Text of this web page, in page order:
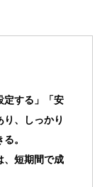
定する」「安
、しっかり
。
、短期間で成